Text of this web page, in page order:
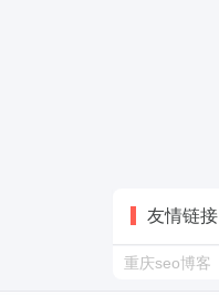
友情链接
重庆seo博客